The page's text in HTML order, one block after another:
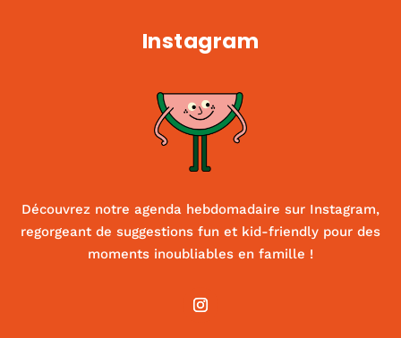
Instagram
Découvrez notre agenda hebdomadaire sur Instagram,
regorgeant de suggestions fun et kid-friendly pour des
moments inoubliables en famille !